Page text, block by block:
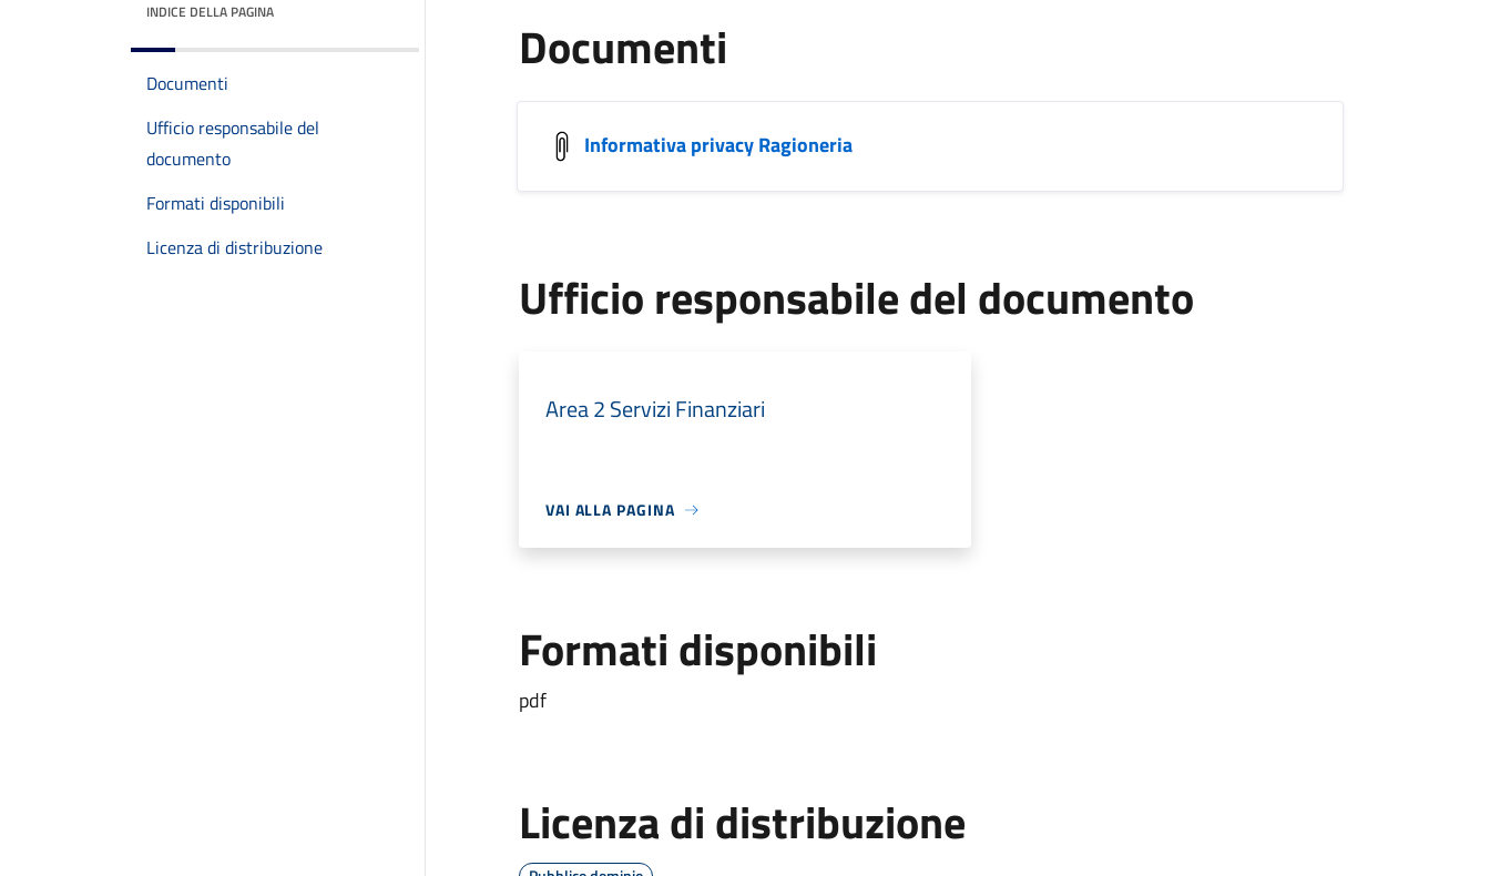
INDICE DELLA PAGINA
Documenti
Ufficio responsabile del
documento
Formati disponibili
Licenza di distribuzione
Documenti
Informativa privacy Ragioneria
Ufficio responsabile del documento
Area 2 Servizi Finanziari
VAI ALLA PAGINA
Formati disponibili
pdf
Licenza di distribuzione